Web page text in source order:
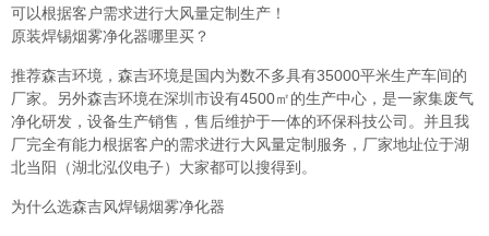
可以根据客户需求进行大风量定制生产！
原装焊锡烟雾净化器哪里买？
推荐森吉环境，森吉环境是国内为数不多具有35000平米生产车间的
厂家。另外森吉环境在深圳市设有4500㎡的生产中心，是一家集废气
净化研发，设备生产销售，售后维护于一体的环保科技公司。并且我
厂完全有能力根据客户的需求进行大风量定制服务，厂家地址位于湖
北当阳（湖北泓仪电子）大家都可以搜得到。
为什么选森吉风焊锡烟雾净化器